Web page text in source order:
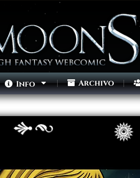
Info Archivo